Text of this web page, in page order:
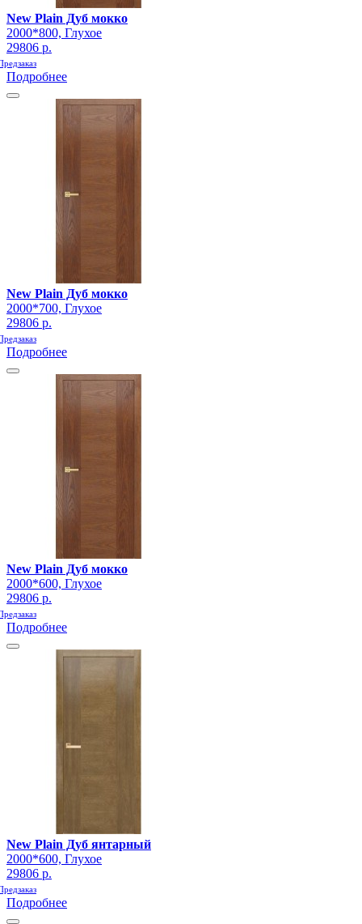
New Plain Дуб мокко
2000*800, Глухое
29806 р.
Подробнее
New Plain Дуб мокко
2000*700, Глухое
29806 р.
Подробнее
New Plain Дуб мокко
2000*600, Глухое
29806 р.
Подробнее
New Plain Дуб янтарный
2000*600, Глухое
29806 р.
Подробнее